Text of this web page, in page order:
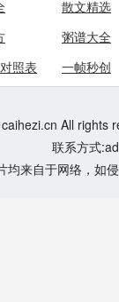
散文精选
粥谱大全
照表 一帧秒创
All rights
联系方式
均来自于网络，如